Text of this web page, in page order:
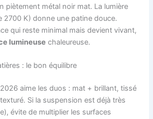
piètement métal noir mat. La lumière
2700 K) donne une patine douce.
qui reste minimal mais devient vivant,
lumineuse chaleureuse.
: le bon équilibre
aime les duos : mat + brillant, tissé
Si la suspension est déjà très
évite de multiplier les surfaces